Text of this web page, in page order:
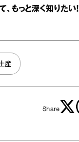
、もっと深く知りたい！
産
Share